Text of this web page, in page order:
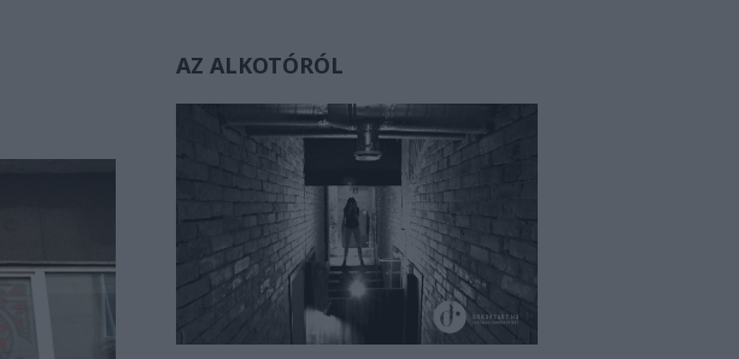
AZ ALKOTÓRÓL